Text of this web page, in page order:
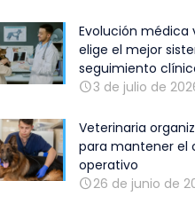
Evolución médica
elige el mejor
seguimiento
3 de julio de
Veterinaria
para mantener el
operativo
26 de junio de